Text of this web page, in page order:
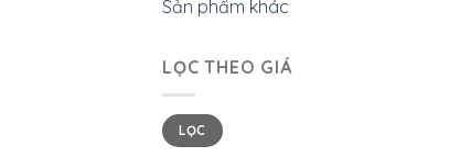
Sản phẩm khác
LỌC THEO GIÁ
LỌC